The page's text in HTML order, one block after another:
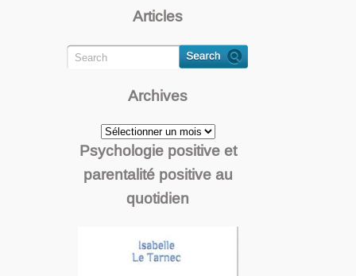
Articles
Archives
Archives
Psychologie positive et
parentalité positive au
quotidien